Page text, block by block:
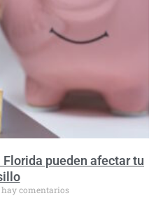
pueden afectar tu
hay comentarios